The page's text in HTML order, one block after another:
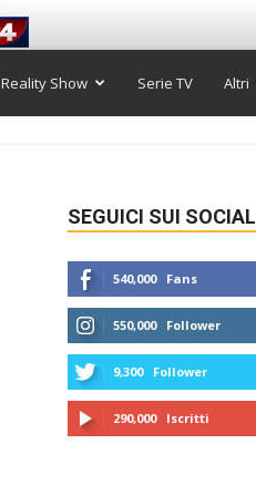
Reality Show Serie TV Altri
SEGUICI SUI SOCIAL
540,000 Fans
550,000 Follower
9,300 Follower
290,000 Iscritti